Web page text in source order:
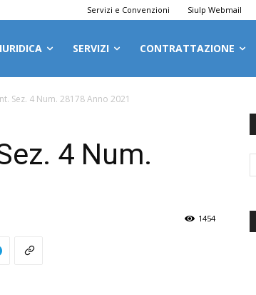
Servizi e Convenzioni Siulp Webmail
SERVIZI CONTRATTAZIONE
Sez. 4 Num. 28178 Anno 2021
4 Num.
1454